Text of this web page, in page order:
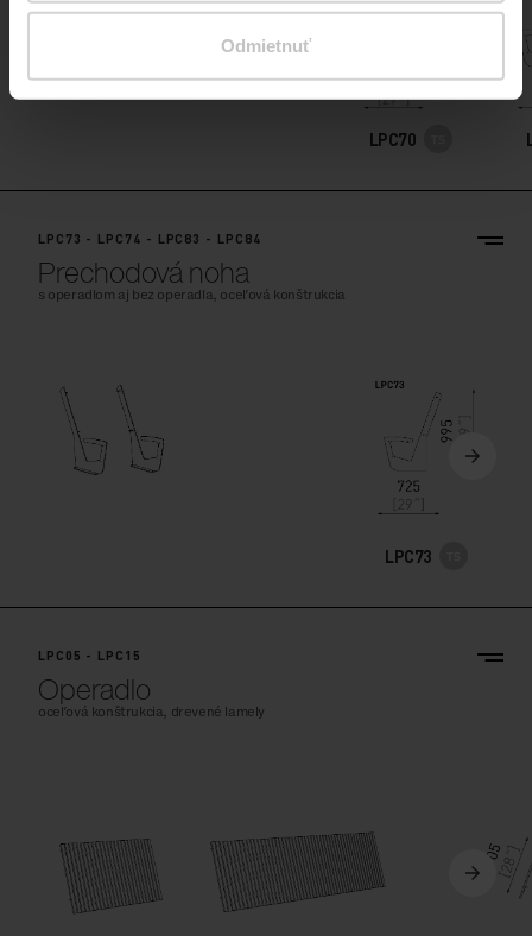
Odmietnuť
LPC70
LPC73 - LPC74 - LPC83 - LPC84
Prechodová noha
s operadlom aj bez operadla, oceľová konštrukcia
LPC73
LPC05 - LPC15
Operadlo
oceľová konštrukcia, drevené lamely